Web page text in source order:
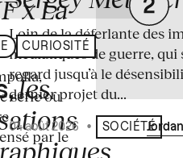
x La
série où
par le
CURIOSITÉ
les
Loin de la déferlante des
médiatiques de guerre, qui
regard jusqu’à le
dernier projet du...
04 août 2026 • Écrit par
SOCIÉTÉ